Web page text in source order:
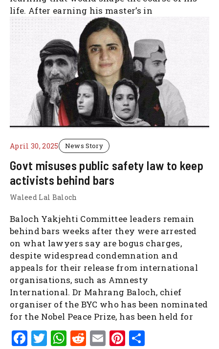
life. After earning his master’s in
April 30, 2025 News Story
Govt misuses public safety law to keep
activists behind bars
Waleed Lal Baloch
Baloch Yakjehti Committee leaders remain
behind bars weeks after they were arrested
on what lawyers say are bogus charges,
despite widespread condemnation and
appeals for their release from international
organisations, such as Amnesty
International. Dr Mahrang Baloch, chief
organiser of the BYC who has been nominated
for the Nobel Peace Prize, has been held for
F T W R E Pi